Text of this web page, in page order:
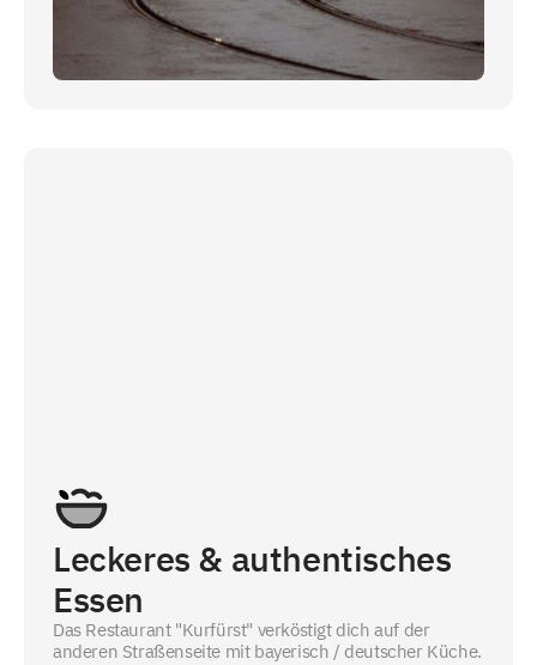
Leckeres & authentisches
Essen
Das Restaurant "Kurfürst" verköstigt dich auf der
anderen Straßenseite mit bayerisch / deutscher Küche.